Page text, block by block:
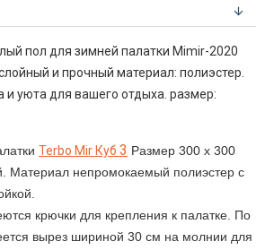
пол для зимней палатки Mimir-2020
и прочный материал: полиэстер.
уюта для вашего отдыха. размер:
Terbo Mir Куб 3 Размер 300 х 300
Материал непромокаемый полиэстер с
крючки для крепления к палатке. По
вырез шириной 30 см на молнии для